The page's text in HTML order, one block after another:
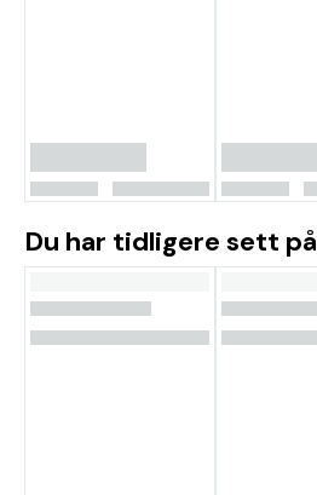
Du har tidligere sett på